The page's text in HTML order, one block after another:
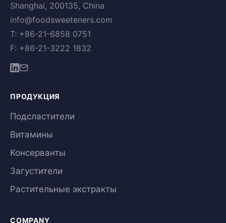
Shanghai, 200135, China
info@foodsweeteners.com
T: +86-21-6858 0751
F: +86-21-3222 1832
ПРОДУКЦИЯ
Подсластители
Витамины
Консерванты
Загустители
Растительные экстракты
COMPANY